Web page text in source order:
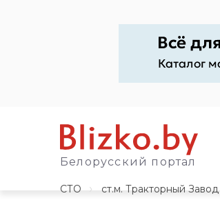
Белорусский портал
СТО
ст.м. Тракторный Завод